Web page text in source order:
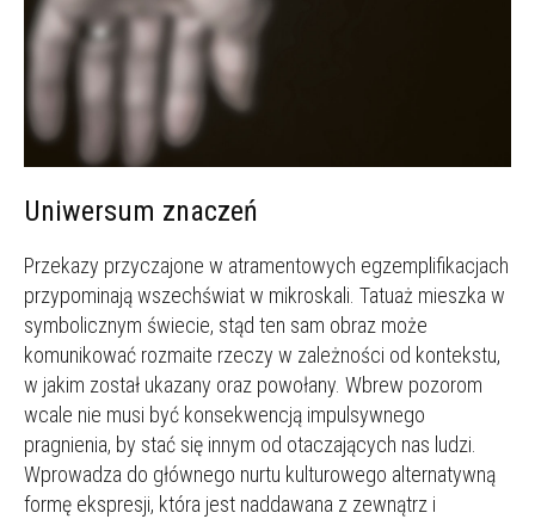
Uniwersum znaczeń
Przekazy przyczajone w atramentowych egzemplifikacjach
przypominają wszechświat w mikroskali. Tatuaż mieszka w
symbolicznym świecie, stąd ten sam obraz może
komunikować rozmaite rzeczy w zależności od kontekstu,
w jakim został ukazany oraz powołany. Wbrew pozorom
wcale nie musi być konsekwencją impulsywnego
pragnienia, by stać się innym od otaczających nas ludzi.
Wprowadza do głównego nurtu kulturowego alternatywną
formę ekspresji, która jest naddawana z zewnątrz i